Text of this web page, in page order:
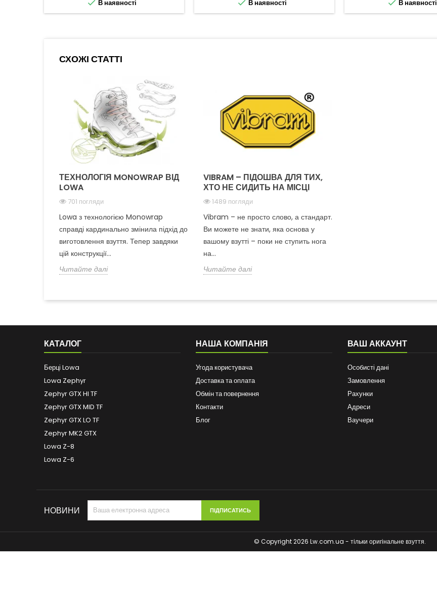
 В наявності  В наявності  В наявності
СХОЖІ СТАТТІ
ТЕХНОЛОГІЯ MONOWRAP ВІД
LOWA
701 погляди
Lowa з технологією Monowrap
справді кардинально змінила підхід до
виготовлення взуття. Тепер завдяки
цій конструкції...
Читайте далі
VIBRAM – ПІДОШВА ДЛЯ ТИХ,
ХТО НЕ СИДИТЬ НА МІСЦІ
1489 погляди
Vibram – не просто слово, а стандарт.
Ви можете не знати, яка основа у
вашому взутті – поки не ступить нога
на...
Читайте далі
КАТАЛОГ
Берці Lowa
Lowa Zephyr
Zephyr GTX HI TF
Zephyr GTX MID TF
Zephyr GTX LO TF
Zephyr MK2 GTX
Lowa Z-8
Lowa Z-6
НАША КОМПАНІЯ
Угода користувача
Доставка та оплата
Обмін та повернення
Контакти
Блог
ВАШ АККАУНТ
Особисті дані
Замовлення
Рахунки
Адреси
Ваучери
НОВИНИ
© Copyright 2026 Lw.com.ua - тільки оригінальне взуття.